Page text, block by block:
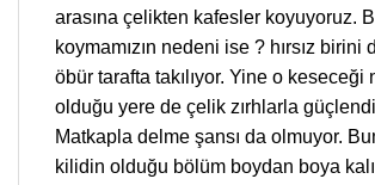
arasına çelikten kafesler koyuyoruz.
koymamızın nedeni ise ? hırsız birini
öbür tarafta takılıyor. Yine o keseceği
olduğu yere de çelik zırhlarla
Matkapla delme şansı da olmuyor.
kilidin olduğu bölüm boydan boya